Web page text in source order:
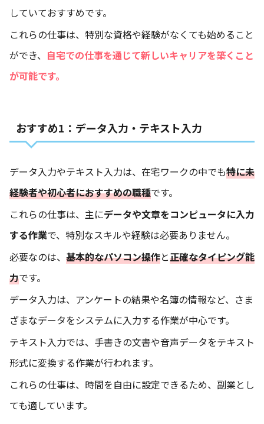
していておすすめです。
これらの仕事は、特別な資格や経験がなくても始めること
ができ、 自宅での仕事を通じて新しいキャリアを築くこと
が可能です。
おすすめ1：データ入力・テキスト入力
データ入力やテキスト入力は、在宅ワークの中でも特に未
経験者や初心者におすすめの職種です。
これらの仕事は、主にデータや文章をコンピュータに入力
する作業で、特別なスキルや経験は必要ありません。
必要なのは、 基本的なパソコン操作と正確なタイピング能
力です。
データ入力は、アンケートの結果や名簿の情報など、さま
ざまなデータをシステムに入力する作業が中心です。
テキスト入力では、手書きの文書や音声データをテキスト
形式に変換する作業が行われます。
これらの仕事は、時間を自由に設定できるため、副業とし
ても適しています。